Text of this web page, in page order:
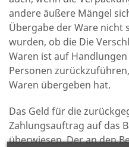
andere äußere Mängel
Übergabe der Ware nicht
wurden, ob die Die
Waren ist auf
Personen
Waren übergeben hat.
Das Geld für die
Zahlungsauftrag auf das
überwiesen. Der an den